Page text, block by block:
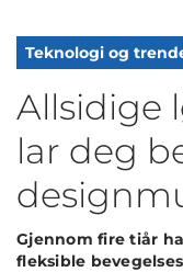
Teknologi og
Allsidige
lar deg
Gjennom fire tiår
fleksible